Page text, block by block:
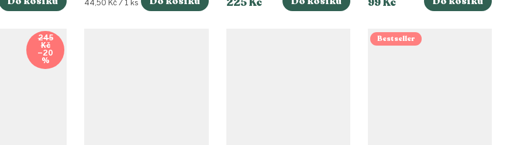
Měrná
44,50 Kč / 1 ks
245
Kč
–20
%
Bestseller